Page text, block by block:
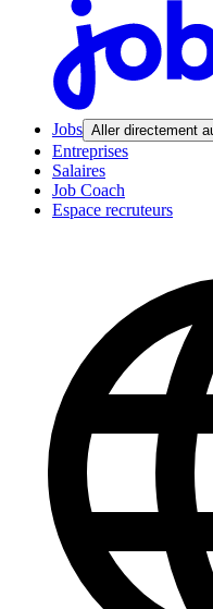
Jobs Aller directement
Entreprises
Salaires
Job Coach
Espace recruteurs